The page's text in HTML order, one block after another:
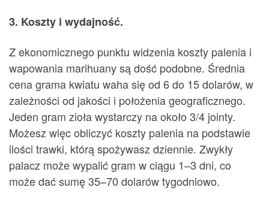
3. Koszty i wydajność.
Z ekonomicznego punktu widzenia koszty palenia i
wapowania marihuany są dość podobne. Średnia
cena grama kwiatu waha się od 6 do 15 dolarów, w
zależności od jakości i położenia geograficznego.
Jeden gram zioła wystarczy na około 3/4 jointy.
Możesz więc obliczyć koszty palenia na podstawie
ilości trawki, którą spożywasz dziennie. Zwykły
palacz może wypalić gram w ciągu 1–3 dni, co
może dać sumę 35–70 dolarów tygodniowo.